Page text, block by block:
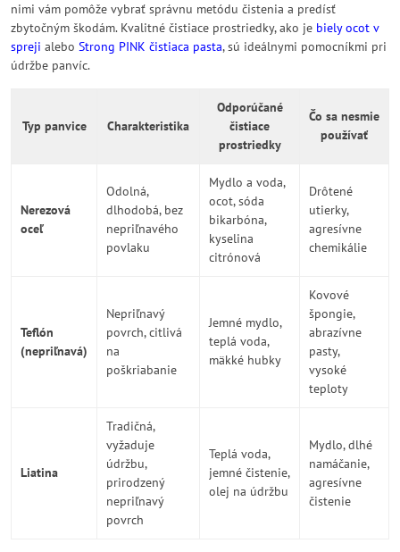
nimi vám pomôže vybrať správnu metódu čistenia a predísť
zbytočným škodám. Kvalitné čistiace prostriedky, ako je biely ocot v
spreji alebo Strong PINK čistiaca pasta, sú ideálnymi pomocníkmi pri
údržbe panvíc.
Typ panvice Charakteristika
Odporúčané
čistiace
prostriedky
Čo sa nesmie
používať
Nerezová
oceľ
Odolná,
dlhodobá, bez
nepriľnavého
povlaku
Mydlo a voda,
ocot, sóda
bikarbóna,
kyselina
citrónová
Drôtené
utierky,
agresívne
chemikálie
Teflón
(nepriľnavá)
Nepriľnavý
povrch, citlivá
na
poškriabanie
Jemné mydlo,
teplá voda,
mäkké hubky
Kovové
špongie,
abrazívne
pasty,
vysoké
teploty
Liatina
Tradičná,
vyžaduje
údržbu,
prirodzený
nepriľnavý
povrch
Teplá voda,
jemné čistenie,
olej na údržbu
Mydlo, dlhé
namáčanie,
agresívne
čistenie